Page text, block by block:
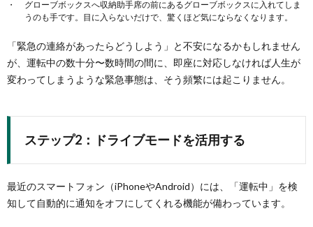
グローブボックスへ収納助手席の前にあるグローブボックスに入れてしま
うのも手です。目に入らないだけで、驚くほど気にならなくなります。
「緊急の連絡があったらどうしよう」と不安になるかもしれません
が、運転中の数十分〜数時間の間に、即座に対応しなければ人生が
変わってしまうような緊急事態は、そう頻繁には起こりません。
ステップ2：ドライブモードを活用する
最近のスマートフォン（iPhoneやAndroid）には、「運転中」を検
知して自動的に通知をオフにしてくれる機能が備わっています。